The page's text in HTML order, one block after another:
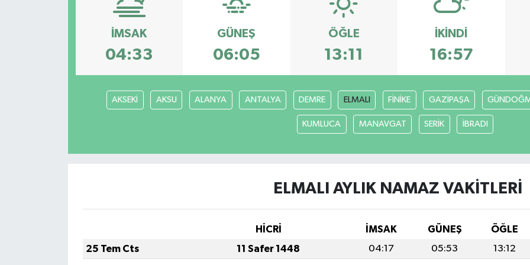
İMSAK
04:33
GÜNEŞ
06:05
ÖĞLE
13:11
İKINDI
16:57
AKSEKİ AKSU ALANYA ANTALYA DEMRE ELMALI FİNİKE GAZİPAŞA
KUMLUCA MANAVGAT SERİK İBRADI
ELMALI AYLIK NAMAZ VAKITLERI
HİCRİ İMSAK GÜNEŞ
ÖĞLE
25 Tem Cts
11 Safer 1448 04:17 05:53
13:12